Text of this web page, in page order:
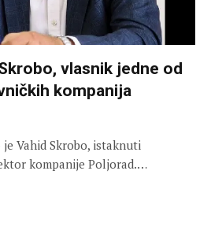
vlasnik jedne od
kompanija
Vahid Skrobo, istaknuti
kompanije Poljorad.…